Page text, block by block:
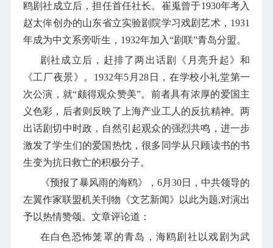
鸥剧社成立后，担任首任社长。崔嵬曾于1930年考入
赵太侔创办的山东省立实验剧院学习戏剧艺术， 1931
年成为中文系旁听生， 1932年加入“剧联”青岛分盟。
剧社成立后，赶排了两出话剧《月亮升起》和
《工厂夜景》。 1932年5 月 28 日，在学校小礼堂第一
次公演，就“颇得观众赞美”。前者具有浓厚的爱国主
义色彩，后者则反映了上海产业工人的反抗精神。两
出话剧切中时政，自然引起观众的强烈共鸣，进一步
激发了学生们的爱国热忱，很多同学从只顾读书的书
生变为抗日救亡的积极分子。
《预报了暴风雨的海鸥》，6月30日，中共领导的
左翼作家联盟机关刊物《文艺新闻》以此为题,对演出
予以热情赞颂。文章评论道：
在白色恐怖笼罩的青岛，海鸥剧社以戏剧为武